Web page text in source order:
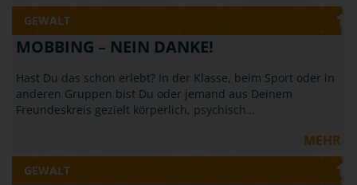
GEWALT
MOBBING – NEIN DANKE!
Hast Du das schon erlebt? In der Klasse, beim Sport oder in
anderen Gruppen bist Du oder jemand aus Deinem
Freundeskreis gezielt körperlich, psychisch…
MEHR
GEWALT